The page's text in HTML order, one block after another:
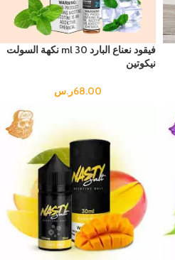
فيقود نعناع البارد 30 ml نكهة السولت
نيكوتين
68.00ر.س